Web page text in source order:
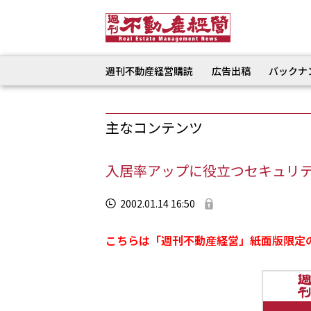
週刊不動産経営購読 広告出稿 バック
主なコンテンツ
入居率アップに役立つセキュリ
2002.01.14 16:50
こちらは「週刊不動産経営」紙面版限定